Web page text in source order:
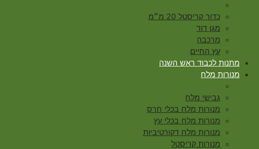
כדור קריסטל 20 מ״מ
מגן דוד
מרכבה
עץ החיים
מתנות לכבוד ראש השנה
מנורות מלח
גבישי מלח
מנורות מלח בכלי חרס
מנורות מלח בכלי עץ
מנורות מלח דקורטיביות
מנורות קריסטל